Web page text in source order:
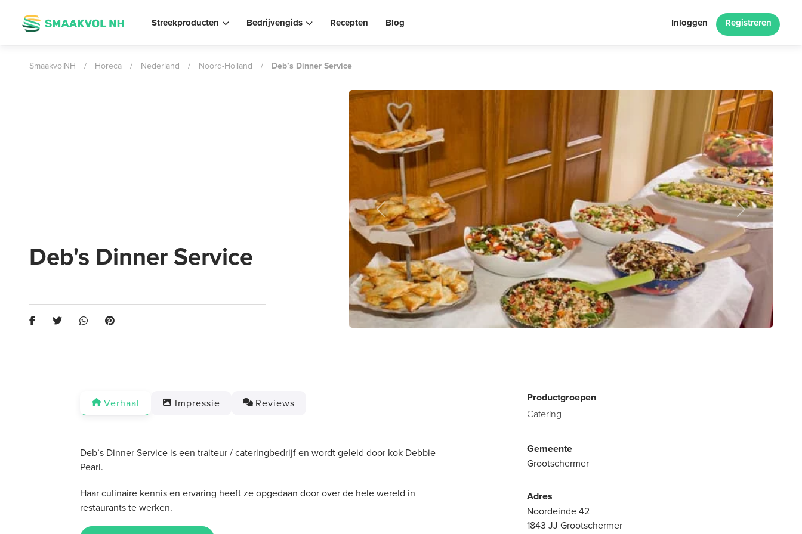
Streekproducten Bedrijvengids Recepten Blog Inloggen Registreren
SmaakvolNH / Horeca / Nederland / Noord-Holland / Deb’s Dinner Service
Deb's Dinner Service
Previous Next
Verhaal Impressie Reviews
Deb’s Dinner Service is een traiteur / cateringbedrijf en wordt geleid door kok Debbie
Pearl.
Haar culinaire kennis en ervaring heeft ze opgedaan door over de hele wereld in
restaurants te werken.
Productgroepen
Catering
Gemeente
Grootschermer
Adres
Noordeinde 42
1843 JJ Grootschermer